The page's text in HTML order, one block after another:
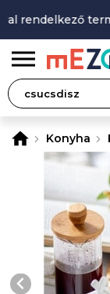
rendelkező
Konyha